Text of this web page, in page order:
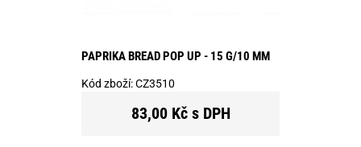
PAPRIKA BREAD POP UP - 15 G/10 MM
Kód zboží:CZ3510
83,00 Kč s DPH